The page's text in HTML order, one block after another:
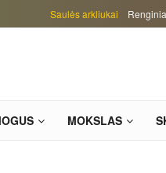
Saulės arkliukai
MOKSLAS